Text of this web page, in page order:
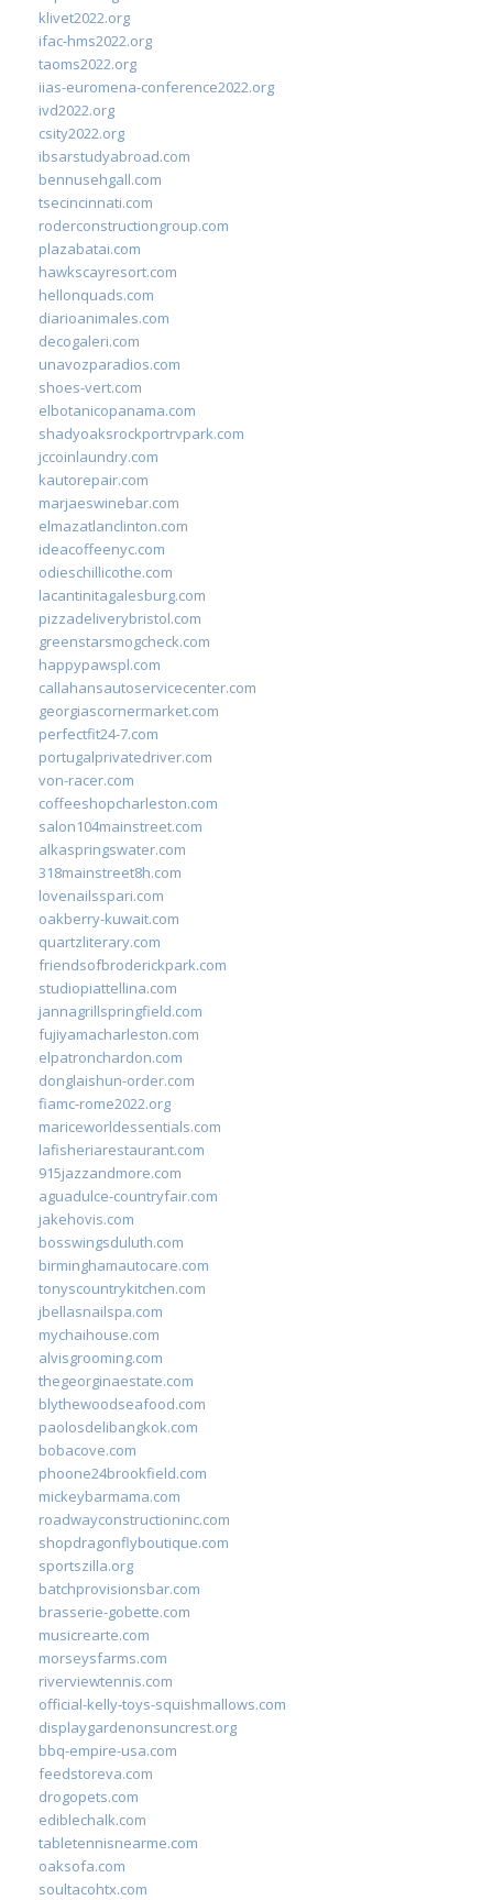
klivet2022.org
ifac-hms2022.org
taoms2022.org
iias-euromena-conference2022.org
ivd2022.org
csity2022.org
ibsarstudyabroad.com
bennusehgall.com
tsecincinnati.com
roderconstructiongroup.com
plazabatai.com
hawkscayresort.com
hellonquads.com
diarioanimales.com
decogaleri.com
unavozparadios.com
shoes-vert.com
elbotanicopanama.com
shadyoaksrockportrvpark.com
jccoinlaundry.com
kautorepair.com
marjaeswinebar.com
elmazatlanclinton.com
ideacoffeenyc.com
odieschillicothe.com
lacantinitagalesburg.com
pizzadeliverybristol.com
greenstarsmogcheck.com
happypawspl.com
callahansautoservicecenter.com
georgiascornermarket.com
perfectfit24-7.com
portugalprivatedriver.com
von-racer.com
coffeeshopcharleston.com
salon104mainstreet.com
alkaspringswater.com
318mainstreet8h.com
lovenailsspari.com
oakberry-kuwait.com
quartzliterary.com
friendsofbroderickpark.com
studiopiattellina.com
jannagrillspringfield.com
fujiyamacharleston.com
elpatronchardon.com
donglaishun-order.com
fiamc-rome2022.org
mariceworldessentials.com
lafisheriarestaurant.com
915jazzandmore.com
aguadulce-countryfair.com
jakehovis.com
bosswingsduluth.com
birminghamautocare.com
tonyscountrykitchen.com
jbellasnailspa.com
mychaihouse.com
alvisgrooming.com
thegeorginaestate.com
blythewoodseafood.com
paolosdelibangkok.com
bobacove.com
phoone24brookfield.com
mickeybarmama.com
roadwayconstructioninc.com
shopdragonflyboutique.com
sportszilla.org
batchprovisionsbar.com
brasserie-gobette.com
musicrearte.com
morseysfarms.com
riverviewtennis.com
official-kelly-toys-squishmallows.com
displaygardenonsuncrest.org
bbq-empire-usa.com
feedstoreva.com
drogopets.com
ediblechalk.com
tabletennisnearme.com
oaksofa.com
soultacohtx.com